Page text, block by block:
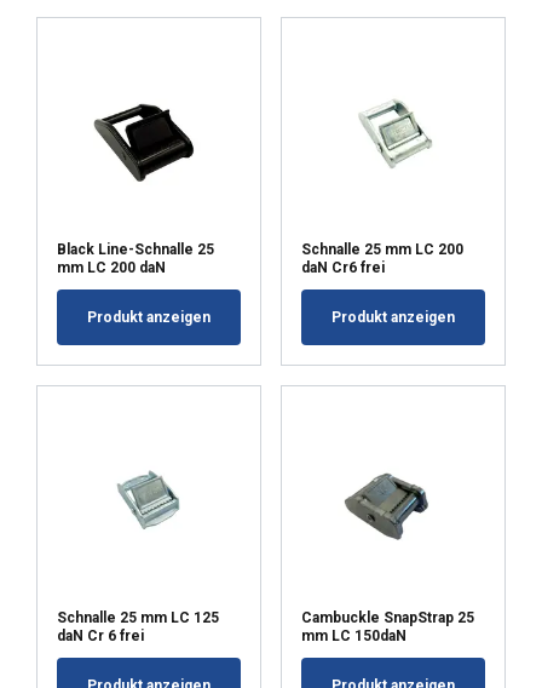
Black Line-Schnalle 25
mm LC 200 daN
Produkt anzeigen
Schnalle 25 mm LC 200
daN Cr6 frei
Produkt anzeigen
Schnalle 25 mm LC 125
daN Cr 6 frei
Cambuckle SnapStrap 25
mm LC 150daN